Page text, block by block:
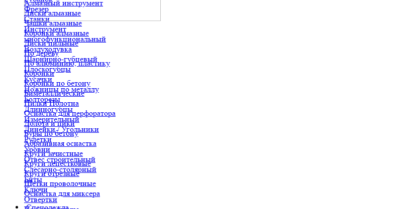
Фрезер
Станки
Инструмент
многофункциональный
Воздуходувка
Шарнирно-губцевый
Плоскогубцы
Кусачки
Ножницы по металлу
Болторезы
Длинногубцы
Измерительный
Линейки / Угольники
Рулетки
Уровни
Отвес строительный
Слесарно-столярный
Биты
Ключи
Отвертки
Алмазный инструмент
Диски алмазные
Чашки алмазные
Коронки алмазные
Диски пильные
По дереву
По алюминию, пластику
Коронки
Коронки по бетону
Биметаллические
Пилки Полотна
Оснастка для перфоратора
Долота и пики
Буры по бетону
Абразивная оснастка
Круги зачистные
Круги лепестковые
Круги отрезные
Щетки проволочные
Оснастка для миксера